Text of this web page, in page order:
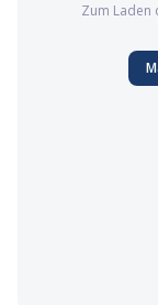
Zum Laden